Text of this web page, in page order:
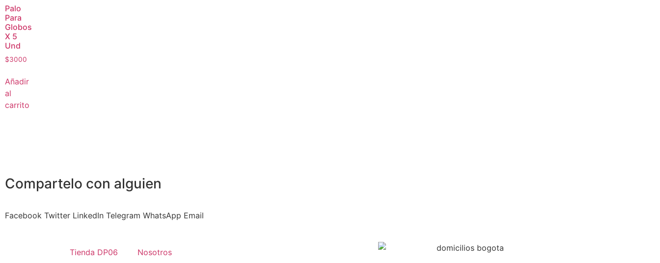
Palo
Para
Globos
X 5
Und
$3000
Añadir
al
carrito
Compartelo con alguien
Facebook Twitter LinkedIn Telegram WhatsApp Email
Tienda DP06 Nosotros